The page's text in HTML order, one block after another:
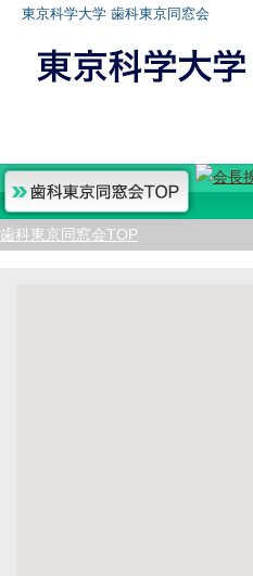
東京科学大学 歯科東京同窓会
歯科東京同窓会TOP